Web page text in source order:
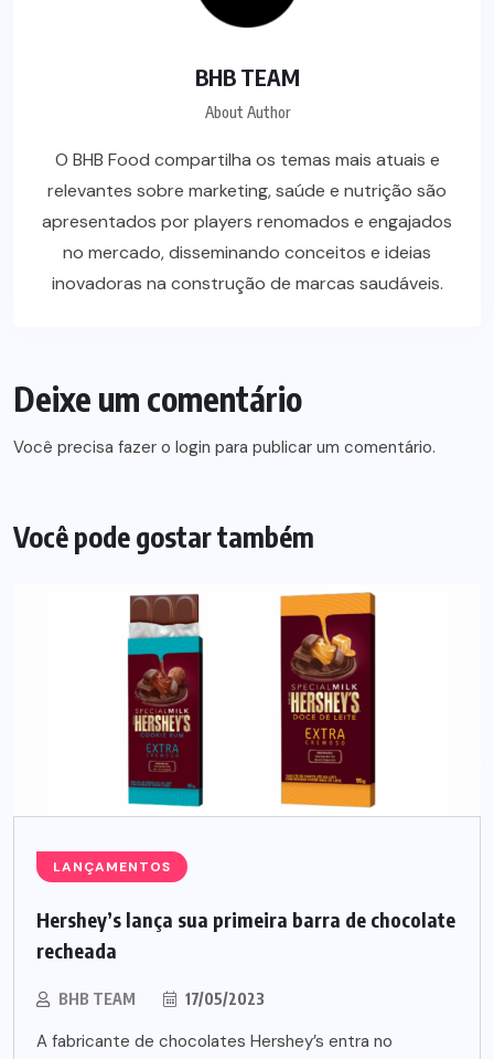
BHB TEAM
About Author
O BHB Food compartilha os temas mais atuais e
relevantes sobre marketing, saúde e nutrição são
apresentados por players renomados e engajados
no mercado, disseminando conceitos e ideias
inovadoras na construção de marcas saudáveis.
Deixe um comentário
Você precisa fazer o login para publicar um comentário.
Você pode gostar também
LANÇAMENTOS
Hershey’s lança sua primeira barra de chocolate
recheada
BHB TEAM 17/05/2023
A fabricante de chocolates Hershey’s entra no